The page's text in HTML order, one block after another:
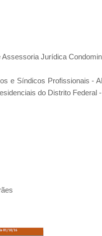
Jurídica
e Síndicos Profissionais -
do Distrito Federal